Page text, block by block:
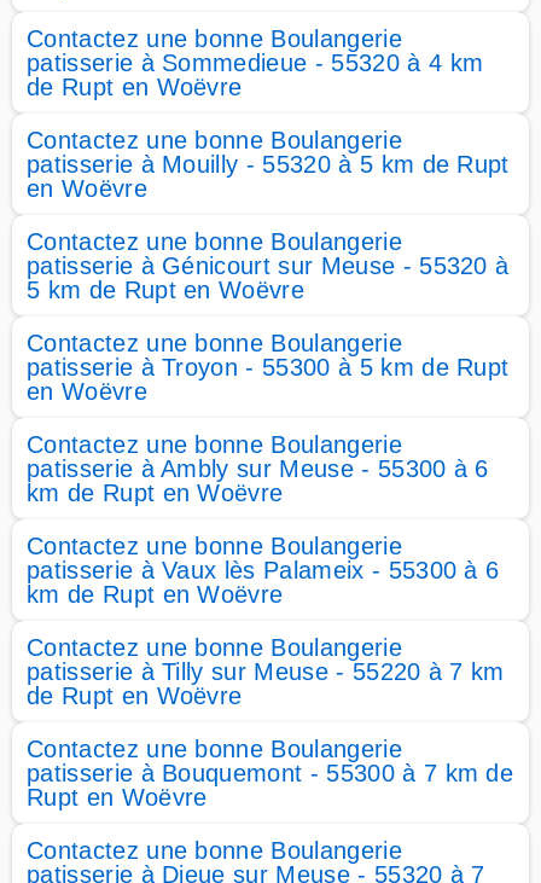
Contactez une bonne Boulangerie
patisserie à Sommedieue - 55320 à 4 km
de Rupt en Woëvre
Contactez une bonne Boulangerie
patisserie à Mouilly - 55320 à 5 km de Rupt
en Woëvre
Contactez une bonne Boulangerie
patisserie à Génicourt sur Meuse - 55320 à
5 km de Rupt en Woëvre
Contactez une bonne Boulangerie
patisserie à Troyon - 55300 à 5 km de Rupt
en Woëvre
Contactez une bonne Boulangerie
patisserie à Ambly sur Meuse - 55300 à 6
km de Rupt en Woëvre
Contactez une bonne Boulangerie
patisserie à Vaux lès Palameix - 55300 à 6
km de Rupt en Woëvre
Contactez une bonne Boulangerie
patisserie à Tilly sur Meuse - 55220 à 7 km
de Rupt en Woëvre
Contactez une bonne Boulangerie
patisserie à Bouquemont - 55300 à 7 km de
Rupt en Woëvre
Contactez une bonne Boulangerie
patisserie à Dieue sur Meuse - 55320 à 7